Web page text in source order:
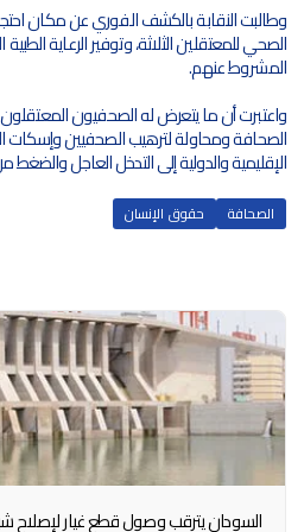
المشروط عنهم.
الإقليمية والدولية إلى التدخل العاجل والضغط
الصحافة حقوق الإنسان
السودان يترقب وصول قطع غيار لإصلاح